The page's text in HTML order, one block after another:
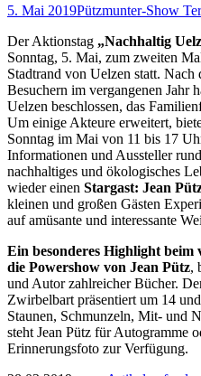
5. Mai 2019Pützmunter-Show
Der Aktionstag „Nachhaltig
Sonntag, 5. Mai, zum zweiten
Stadtrand von Uelzen statt.
Besuchern im vergangenen Jahr
Uelzen beschlossen, das
Um einige Akteure erweitert,
Sonntag im Mai von 11 bis 17
Informationen und Aussteller
nachhaltiges und ökologisches
wieder einen Stargast: Jean
kleinen und großen Gästen
auf amüsante und interessante
Ein besonderes Highlight
die Powershow von Jean Pütz,
und Autor zahlreicher Bücher.
Zwirbelbart präsentiert um 14
Staunen, Schmunzeln, Mit- und
steht Jean Pütz für Autogramme
Erinnerungsfoto zur Verfügung.